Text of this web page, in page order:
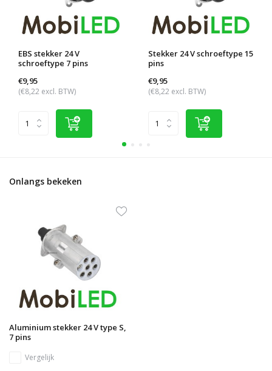
EBS stekker 24 V
schroeftype 7 pins
€9,95
(€8,22 excl. BTW)
Stekker 24 V schroeftype 15
pins
€9,95
(€8,22 excl. BTW)
Onlangs bekeken
Aluminium stekker 24 V type S,
7 pins
Vergelijk